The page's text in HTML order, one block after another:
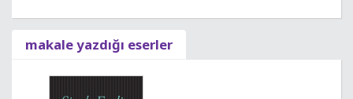
makale yazdığı eserler